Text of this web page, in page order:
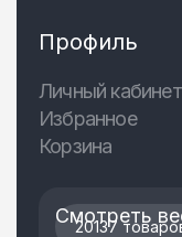
Профиль
Личный кабинет
Избранное
Корзина
20137
Смотреть